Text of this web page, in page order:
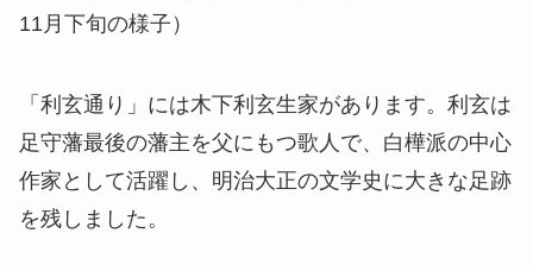
11月下旬の様子）
「利玄通り」には木下利玄生家があります。利玄は
足守藩最後の藩主を父にもつ歌人で、白樺派の中心
作家として活躍し、明治大正の文学史に大きな足跡
を残しました。